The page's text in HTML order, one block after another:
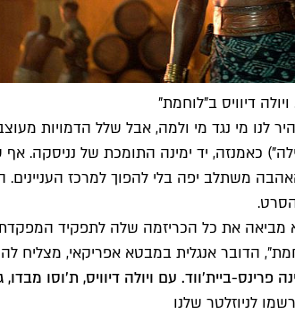
דיוויס ב"לוחמת"
כאמנזה, יד ימינה התומכת של נניסקה.
משתלב יפה בלי להפוך למרכז
מביאה את כל הכריזמה שלה לתפקיד
הדובר אנגלית במבטא אפריקאי, מצליח
לניוזלטר שלנו